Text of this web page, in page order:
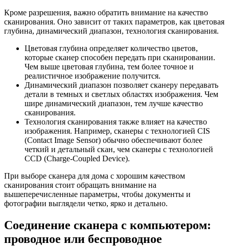
Кроме разрешения, важно обратить внимание на качество
сканирования. Оно зависит от таких параметров, как цветовая
глубина, динамический диапазон, технология сканирования.
Цветовая глубина определяет количество цветов,
которые сканер способен передать при сканировании.
Чем выше цветовая глубина, тем более точное и
реалистичное изображение получится.
Динамический диапазон позволяет сканеру передавать
детали в темных и светлых областях изображения. Чем
шире динамический диапазон, тем лучше качество
сканирования.
Технология сканирования также влияет на качество
изображения. Например, сканеры с технологией CIS
(Contact Image Sensor) обычно обеспечивают более
четкий и детальный скан, чем сканеры с технологией
CCD (Charge-Coupled Device).
При выборе сканера для дома с хорошим качеством
сканирования стоит обращать внимание на
вышеперечисленные параметры, чтобы документы и
фотографии выглядели четко, ярко и детально.
Соединение сканера с компьютером:
проводное или беспроводное